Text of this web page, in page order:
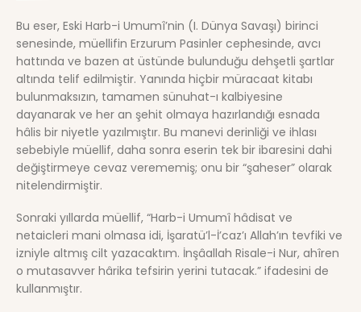
Bu eser, Eski Harb-i Umumî’nin (I. Dünya Savaşı) birinci
senesinde, müellifin Erzurum Pasinler cephesinde, avcı
hattında ve bazen at üstünde bulunduğu dehşetli şartlar
altında telif edilmiştir. Yanında hiçbir müracaat kitabı
bulunmaksızın, tamamen sünuhat-ı kalbiyesine
dayanarak ve her an şehit olmaya hazırlandığı esnada
hâlis bir niyetle yazılmıştır. Bu manevi derinliği ve ihlası
sebebiyle müellif, daha sonra eserin tek bir ibaresini dahi
değiştirmeye cevaz verememiş; onu bir “şaheser” olarak
nitelendirmiştir.
Sonraki yıllarda müellif, “Harb-i Umumî hâdisat ve
netaicleri mani olmasa idi, İşaratü’l-İ’caz’ı Allah’ın tevfiki ve
izniyle altmış cilt yazacaktım. İnşâallah Risale-i Nur, ahîren
o mutasavver hârika tefsirin yerini tutacak.” ifadesini de
kullanmıştır.